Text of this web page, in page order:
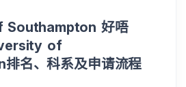
好唔
of
名、科系及申请流程